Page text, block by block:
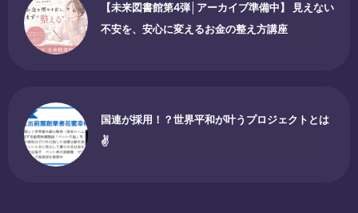
【未来図書館第4弾│アーカイブ準備中】 見えない
不安を、安心に変えるお金の整え方講座
国連が採用！？世界平和が叶うプロジェクトとは
✌